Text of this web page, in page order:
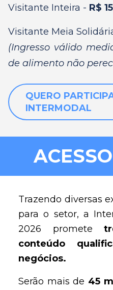
Visitante Inteira - R$
Visitante Meia
(Ingresso válido
de alimento não
QUERO
INTERMODAL
Trazendo diversas
para o setor, a
2026 prometet
conteúdo
negócios.
Serão mais de 45